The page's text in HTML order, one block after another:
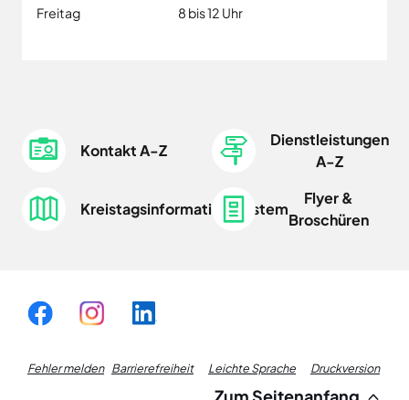
Freitag
8 bis 12 Uhr
Kontakt A-Z
Dienstleistungen
A-Z
Kreistagsinformationssystem
Flyer &
Broschüren
Fehler melden Fußzeile
Barrierefreiheit Leichte Sprache Druckversion
Zum Seitenanfang